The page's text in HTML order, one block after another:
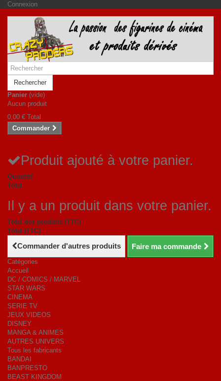
Connexion
Rechercher
Panier (vide)
Aucun produit
0,00 € Total
Commander
Produit ajouté à votre panier.
Quantité
Total
Il y a un produit dans votre panier.
Total des produits (TTC)
Total (TTC)
Commander d'autres produits Faire ma commande
Catégories
Accueil
DC / COMICS / MARVEL
STAR WARS
CINEMA
SERIE TV
JEUX VIDEOS
DISNEY
MANGA & ANIMES
AUTRES UNIVERS
Tous les fabricants
BANDAI
BANPRESTO
BEAST KINGDOM